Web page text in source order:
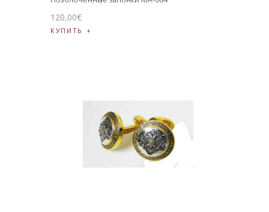
120,00€
КУПИТЬ